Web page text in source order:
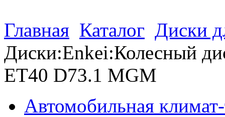
Главная Каталог Диски
Диски:Enkei:Колесный
ET40 D73.1 MGM
Автомобильная